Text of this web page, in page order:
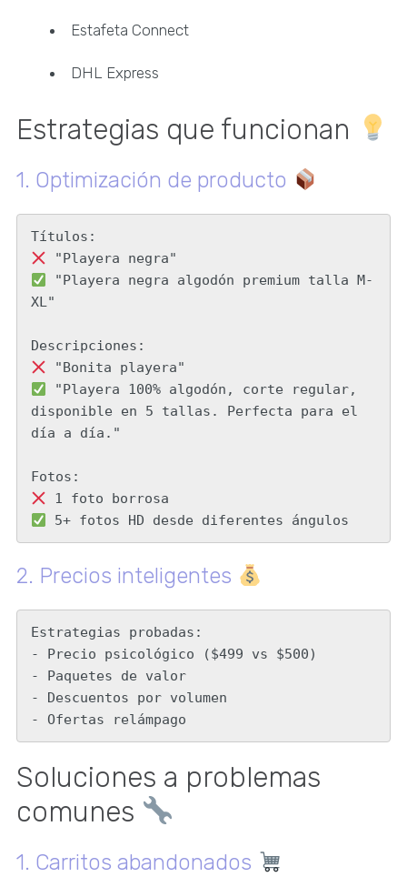
Estafeta Connect
DHL Express
Estrategias que funcionan
1. Optimización de producto
"Playera negra algodón premium talla M-
XL"
"Playera 100% algodón, corte regular,
disponible en 5 tallas. Perfecta para el
día a día."
5+ fotos HD desde diferentes ángulos
2. Precios inteligentes
Estrategias probadas:
- Precio psicológico ($499 vs $500)
- Paquetes de valor
- Descuentos por volumen
- Ofertas relámpago
Soluciones a problemas
comunes
1. Carritos abandonados